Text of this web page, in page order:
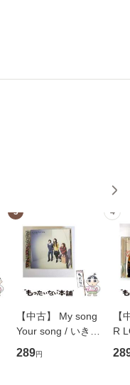
3
【中古】 My song
Your song / いきも
のがかり / [CD]
【メール便送料無
289円
4
【
R
産